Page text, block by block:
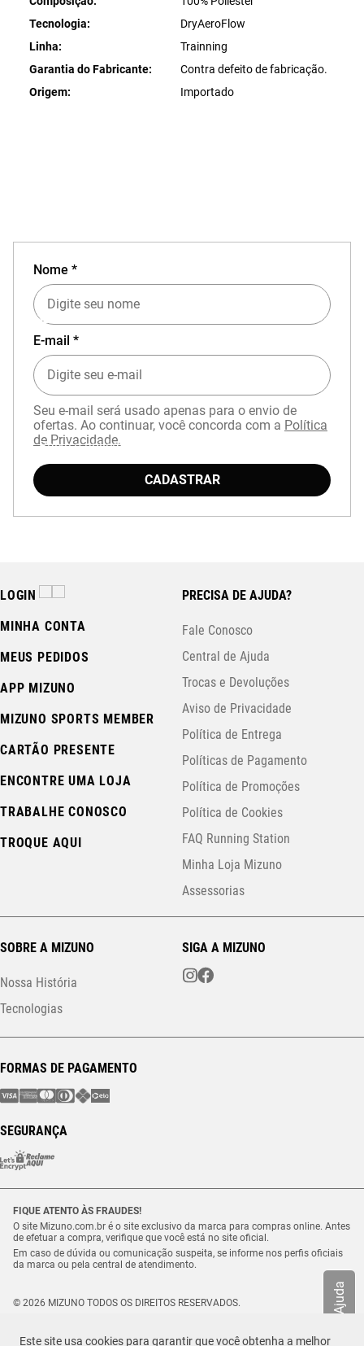
Este site usa cookies para garantir que você obtenha a melhor
Ajuda
Tecnologia
DryAeroFlow
Linha
Trainning
Garantia do Fabricante
Contra defeito de fabricação.
Origem
Importado
EXPERIÊNCIA MIZUNO NO APP
Baixe o aplicativo Mizuno e garanta
com cupomAPP15.
Nome *
E-mail *
Seu e-mail será usado apenas para o envio de
ofertas. Ao continuar, você concorda com a Política
de Privacidade.
CADASTRAR
LOGIN
MINHA CONTA
MEUS PEDIDOS
APP MIZUNO
MIZUNO SPORTS MEMBER
CARTÃO PRESENTE
ENCONTRE UMA LOJA
TRABALHE CONOSCO
TROQUE AQUI
PRECISA DE AJUDA?
Fale Conosco
Central de Ajuda
Trocas e Devoluções
Aviso de Privacidade
Política de Entrega
Políticas de Pagamento
Política de Promoções
Política de Cookies
FAQ Running Station
Minha Loja Mizuno
Assessorias
SOBRE A MIZUNO
Nossa História
Tecnologias
SIGA A MIZUNO
FORMAS DE PAGAMENTO
SEGURANÇA
FIQUE ATENTO ÀS FRAUDES!
O site Mizuno.com.br é o site exclusivo da marca para compras online. Antes
de efetuar a compra, verifique que você está no site oficial.
Em caso de dúvida ou comunicação suspeita, se informe nos perfis oficiais
da marca ou pela central de atendimento.
© 2026 MIZUNO TODOS OS DIREITOS RESERVADOS.